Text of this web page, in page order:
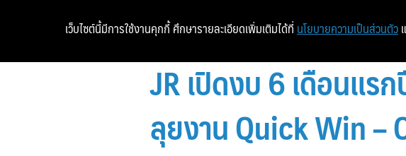
JR เปิดงบ 6 เดือนแร
ลุยงาน Quick Win –
เว็บไซต์นี้มีการใช้งานคุกกี้ ศึกษารายละเอียดเพิ่มเติมได้ที่ นโยบายความเป็นส่วนตัว